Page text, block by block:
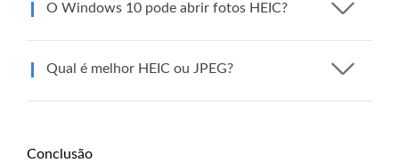
O Windows 10 pode abrir fotos HEIC?
Qual é melhor HEIC ou JPEG?
Conclusão